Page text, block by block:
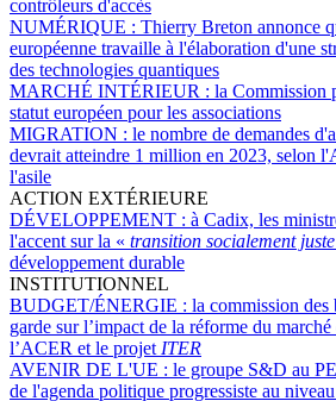
contrôleurs d'accès
NUMÉRIQUE : Thierry Breton annonce
européenne travaille à l'élaboration d'une
des technologies quantiques
MARCHÉ INTÉRIEUR : la Commission
statut européen pour les associations
MIGRATION : le nombre de demandes
devrait atteindre 1 million en 2023, selon
l'asile
ACTION EXTÉRIEURE
DÉVELOPPEMENT : à Cadix, les
l'accent sur la « transition socialement juste
développement durable
INSTITUTIONNEL
BUDGET/ÉNERGIE : la commission des
garde sur l’impact de la réforme du
l’ACER et le projet ITER
AVENIR DE L'UE : le groupe S&D au
de l'agenda politique progressiste au